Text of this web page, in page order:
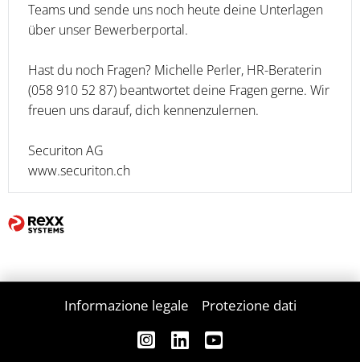
Teams und sende uns noch heute deine Unterlagen
über unser Bewerberportal.
Hast du noch Fragen? Michelle Perler, HR-Beraterin
(058 910 52 87) beantwortet deine Fragen gerne. Wir
freuen uns darauf, dich kennenzulernen.
Securiton AG
www.securiton.ch
Informazione legale Protezione dati